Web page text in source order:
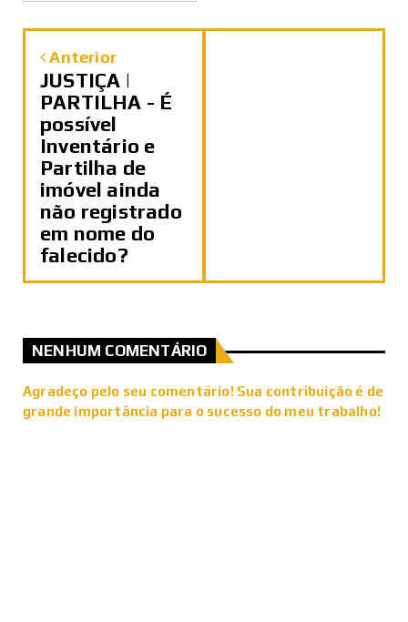
Anterior
JUSTIÇA |
PARTILHA - É
possível
Inventário e
Partilha de
imóvel ainda
não registrado
em nome do
falecido?
NENHUM COMENTÁRIO
Agradeço pelo seu comentário! Sua contribuição é de
grande importância para o sucesso do meu trabalho!